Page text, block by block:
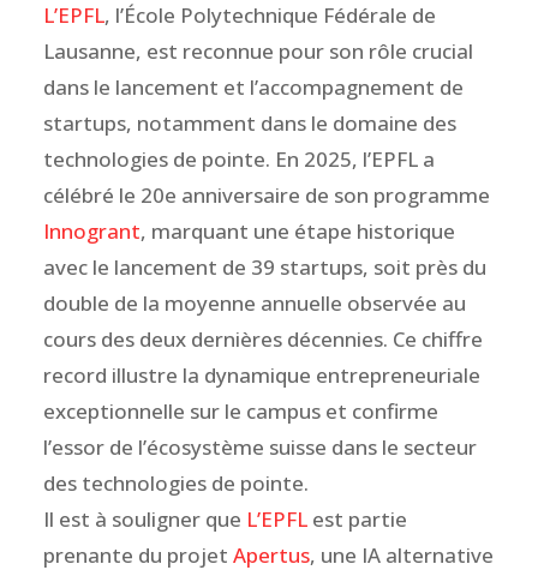
L’EPFL, l’École Polytechnique Fédérale de
Lausanne, est reconnue pour son rôle crucial
dans le lancement et l’accompagnement de
startups, notamment dans le domaine des
technologies de pointe. En 2025, l’EPFL a
célébré le 20e anniversaire de son programme
Innogrant, marquant une étape historique
avec le lancement de 39 startups, soit près du
double de la moyenne annuelle observée au
cours des deux dernières décennies. Ce chiffre
record illustre la dynamique entrepreneuriale
exceptionnelle sur le campus et confirme
l’essor de l’écosystème suisse dans le secteur
des technologies de pointe.
Il est à souligner que L’EPFLest partie
prenante du projet Apertus, une IA alternative